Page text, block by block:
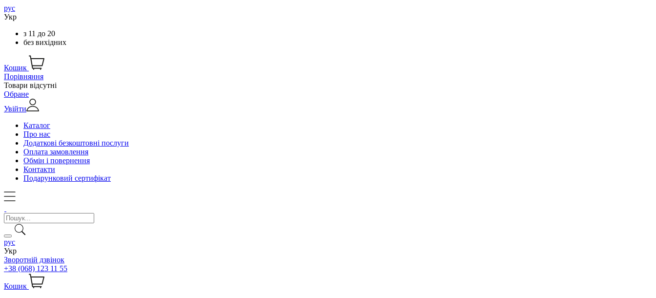
рус
Укр
з 11 до 20
без вихідних
Кошик
Порівняння
Товари відсутні
Обране
Увійти
Каталог
Про нас
Додаткові безкоштовні послуги
Оплата замовлення
Обмін і повернення
Контакти
Подарунковий сертифікат
рус
Укр
Зворотній дзвінок
+38 (068) 123 11 55
Кошик